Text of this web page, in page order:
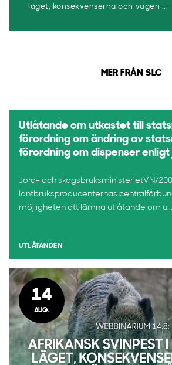
läget, konsekvenserna och vägen ...
MER FRÅN SLC
Utlåtande om utkastet till
förordning om ändring av
förordning om dispenser
Jord- och skogsbruksministerietVN/
lantbruksproducenternas
möjligheten att lämna utlåtande om u...
UTLÅTANDEN
14
AUG.